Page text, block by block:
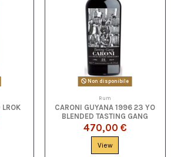
Non disponibile
Rum
CARONI GUYANA 1996 23 YO
BLENDED TASTING GANG
470,00 €
View